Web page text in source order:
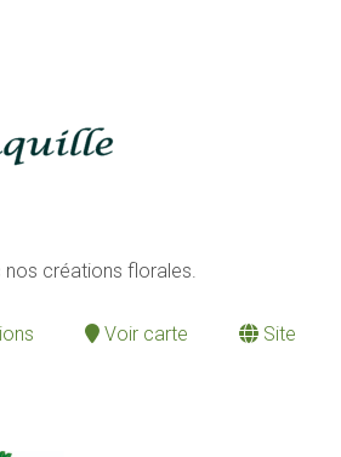
nos créations florales.
Voir carte
Site